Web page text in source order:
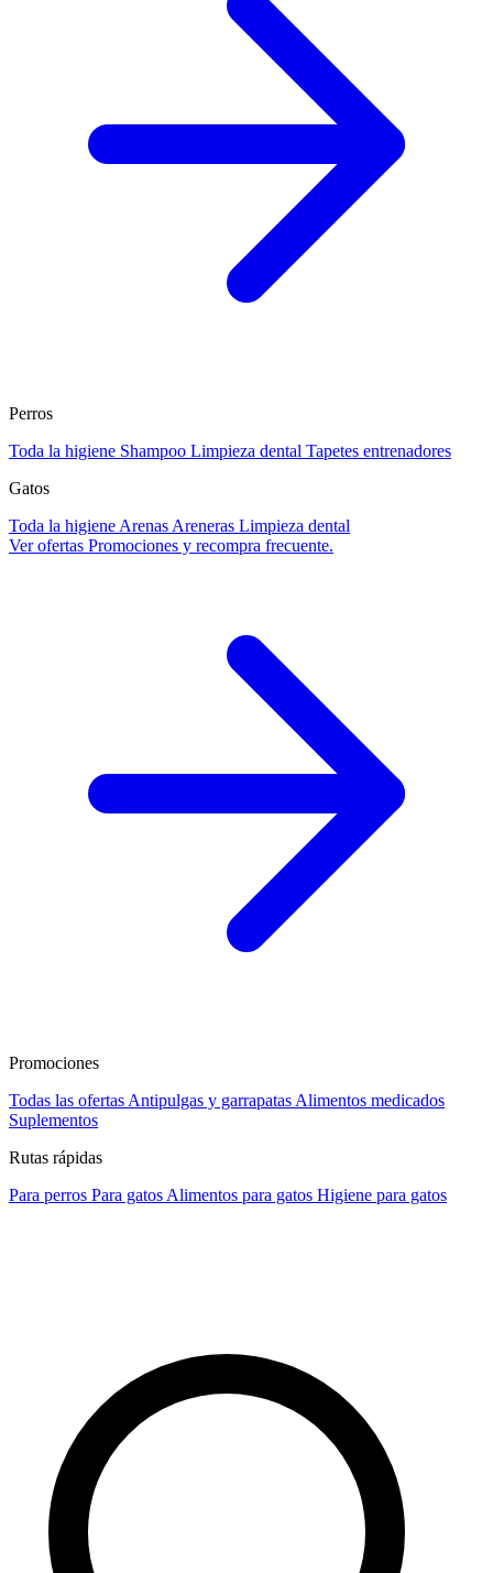
Perros
Toda la higiene Shampoo Limpieza dental Tapetes entrenadores
Gatos
Toda la higiene Arenas Areneras Limpieza dental
Ver ofertas Promociones y recompra frecuente.
Promociones
Todas las ofertas Antipulgas y garrapatas Alimentos medicados
Suplementos
Rutas rápidas
Para perros Para gatos Alimentos para gatos Higiene para gatos